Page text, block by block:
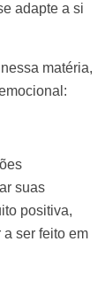
adapte a si
matéria,
suas
positiva,
ser feito em